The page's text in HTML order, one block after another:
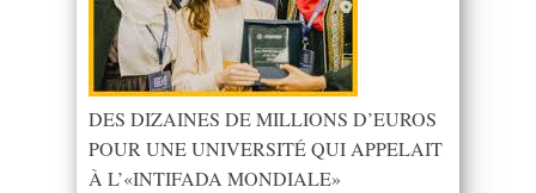
DES DIZAINES DE MILLIONS D’EUROS
POUR UNE UNIVERSITÉ QUI APPELAIT
À L’«INTIFADA MONDIALE»